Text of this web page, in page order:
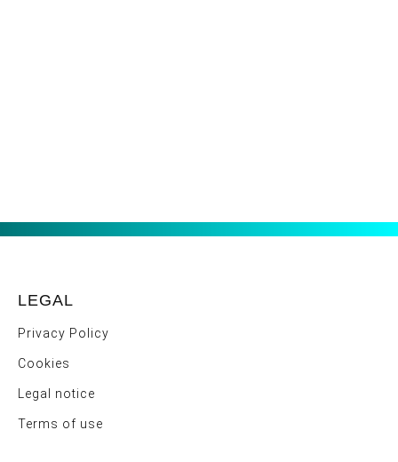
LEGAL
Privacy Policy
Cookies
Legal notice
Terms of use